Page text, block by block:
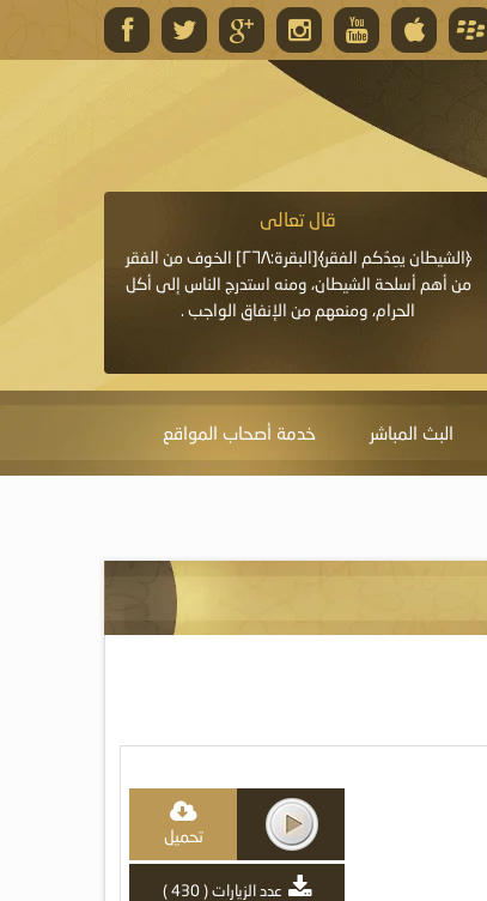
قال تعالى
﴿الشيطان يعِدُكم الفقر﴾[البقرة:٢٦٨] الخوف من الفقر
من أهم أسلحة الشيطان، ومنه استدرج الناس إلى أكل
الحرام، ومنعهم من الإنفاق الواجب .
البث المباشر خدمة أصحاب المواقع
تحميل
عدد الزيارات ( 430 )